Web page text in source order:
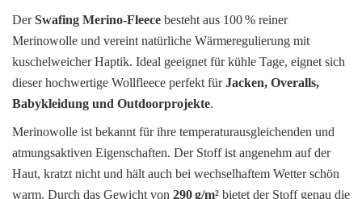
DerSwafing Merino-Fleece besteht aus 100 % reiner
Merinowolle und vereint natürliche Wärmeregulierung mit
kuschelweicher Haptik. Ideal geeignet für kühle Tage, eignet sich
dieser hochwertige Wollfleece perfekt fürJacken, Overalls,
Babykleidung und Outdoorprojekte.
Merinowolle ist bekannt für ihre temperaturausgleichenden und
atmungsaktiven Eigenschaften. Der Stoff ist angenehm auf der
Haut, kratzt nicht und hält auch bei wechselhaftem Wetter schön
warm. Durch das Gewicht von 290 g/m² bietet der Stoff genau die